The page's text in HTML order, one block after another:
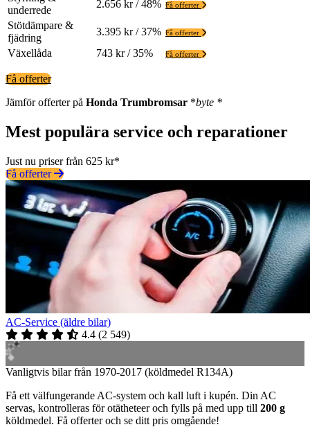
underrede
2.656 kr / 48% Få offerter
Stötdämpare &
fjädring
3.395 kr / 37% Få offerter
Växellåda 743 kr / 35% Få offerter
Få offerter
Jämför offerter på Honda Trumbromsar *byte *
Mest populära service och reparationer
Just nu priser från 625 kr*
Få offerter
AC-Service (äldre bilar)
4.4 (2 549)
Vanligtvis bilar från 1970-2017 (köldmedel R134A)
Få ett välfungerande AC-system och kall luft i kupén. Din AC
servas, kontrolleras för otätheteer och fylls på med upp till 200 g
köldmedel. Få offerter och se ditt pris omgående!